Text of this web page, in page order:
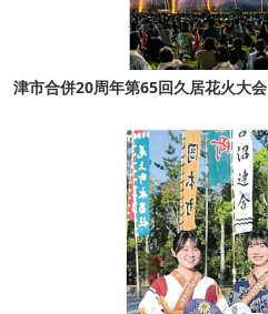
津市合併20周年第65回久居花火大会